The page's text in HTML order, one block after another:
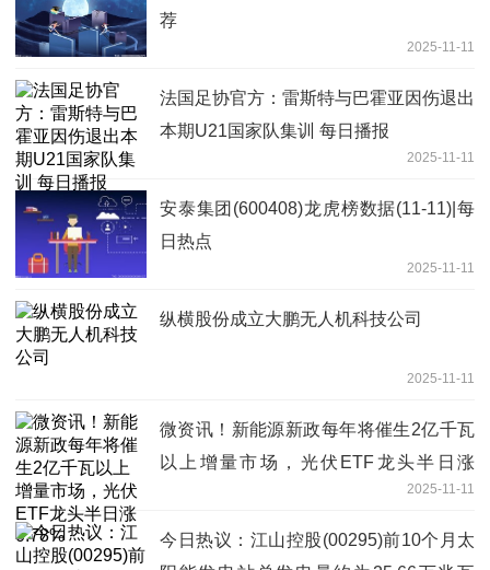
荐
2025-11-11
法国足协官方：雷斯特与巴霍亚因伤退出
本期U21国家队集训 每日播报
2025-11-11
安泰集团(600408)龙虎榜数据(11-11)|每
日热点
2025-11-11
纵横股份成立大鹏无人机科技公司
2025-11-11
微资讯！新能源新政每年将催生2亿千瓦
以上增量市场，光伏ETF龙头半日涨
2025-11-11
今日热议：江山控股(00295)前10个月太